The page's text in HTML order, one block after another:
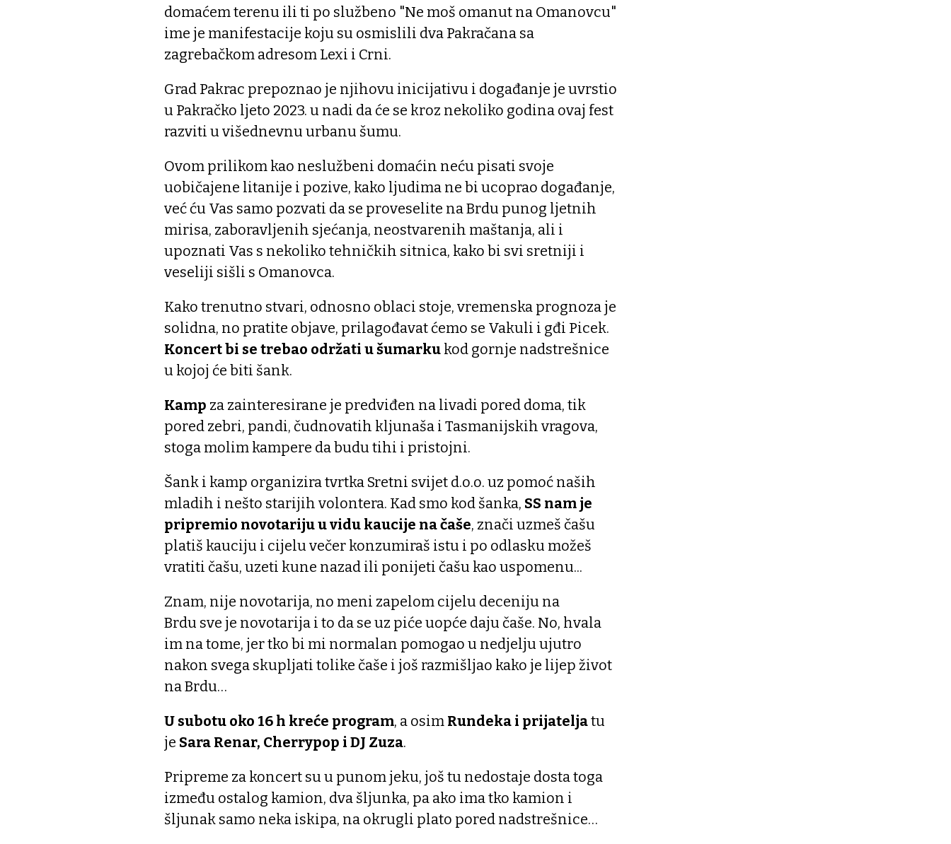
domaćem terenu ili ti po službeno "Ne moš omanut na Omanovcu"
ime je manifestacije koju su osmislili dva Pakračana sa
zagrebačkom adresom Lexi i Crni.
Grad Pakrac prepoznao je njihovu inicijativu i događanje je uvrstio
u Pakračko ljeto 2023. u nadi da će se kroz nekoliko godina ovaj fest
razviti u višednevnu urbanu šumu.
Ovom prilikom kao neslužbeni domaćin neću pisati svoje
uobičajene litanije i pozive, kako ljudima ne bi ucoprao događanje,
već ću Vas samo pozvati da se proveselite na Brdu punog ljetnih
mirisa, zaboravljenih sjećanja, neostvarenih maštanja, ali i
upoznati Vas s nekoliko tehničkih sitnica, kako bi svi sretniji i
veseliji sišli s Omanovca.
Kako trenutno stvari, odnosno oblaci stoje, vremenska prognoza je
solidna, no pratite objave, prilagođavat ćemo se Vakuli i gđi Picek.
Koncert bi se trebao održati u šumarku kod gornje nadstrešnice
u kojoj će biti šank.
Kamp za zainteresirane je predviđen na livadi pored doma, tik
pored zebri, pandi, čudnovatih kljunaša i Tasmanijskih vragova,
stoga molim kampere da budu tihi i pristojni.
Šank i kamp organizira tvrtka Sretni svijet d.o.o. uz pomoć naših
mladih i nešto starijih volontera. Kad smo kod šanka, SS nam je
pripremio novotariju u vidu kaucije na čaše, znači uzmeš čašu
platiš kauciju i cijelu večer konzumiraš istu i po odlasku možeš
vratiti čašu, uzeti kune nazad ili ponijeti čašu kao uspomenu...
Znam, nije novotarija, no meni zapelom cijelu deceniju na
Brdu sve je novotarija i to da se uz piće uopće daju čaše. No, hvala
im na tome, jer tko bi mi normalan pomogao u nedjelju ujutro
nakon svega skupljati tolike čaše i još razmišljao kako je lijep život
na Brdu…
U subotu oko 16 h kreće program, a osim Rundeka i prijateljatu
je Sara Renar, Cherrypop i DJ Zuza.
Pripreme za koncert su u punom jeku, još tu nedostaje dosta toga
između ostalog kamion, dva šljunka, pa ako ima tko kamion i
šljunak samo neka iskipa, na okrugli plato pored nadstrešnice…